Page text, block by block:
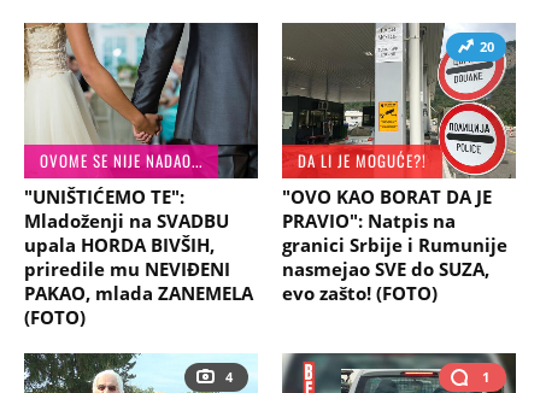
OVOME SE NIJE NADAO...
"UNIŠTIĆEMO TE":
Mladoženji na SVADBU
upala HORDA BIVŠIH,
priredile mu NEVIĐENI
PAKAO, mlada ZANEMELA
(FOTO)
20
DA LI JE MOGUĆE?!
"OVO KAO BORAT DA JE
PRAVIO": Natpis na
granici Srbije i Rumunije
nasmejao SVE do SUZA,
evo zašto! (FOTO)
4
1